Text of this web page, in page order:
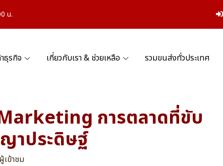
น.
ธุรกิจ เกี่ยวกับเรา & ช่วยเหลือ รวมขนส่งทั่วประเทศ
การตลาดที่ขับ
าประดิษฐ์
เข้าชม